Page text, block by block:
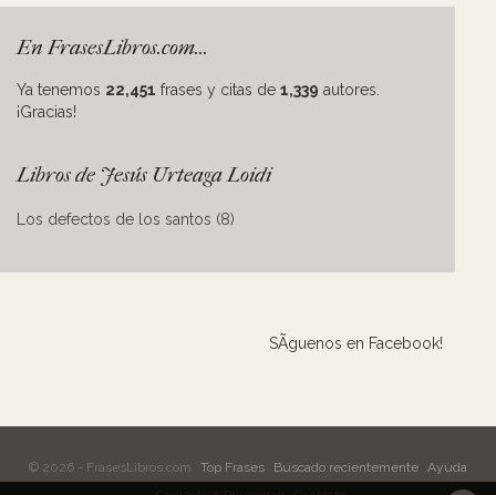
En FrasesLibros.com...
Ya tenemos 22,451 frases y citas de 1,339 autores.
¡Gracias!
Libros de Jesús Urteaga Loidi
Los defectos de los santos (8)
SÃ­guenos en Facebook!
© 2026 - FrasesLibros.com Top Frases Buscado recientemente Ayuda